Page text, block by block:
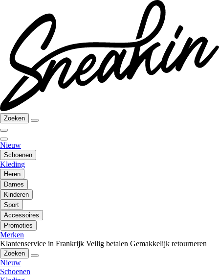
Zoeken
Nieuw
Schoenen
Kleding
Heren
Dames
Kinderen
Sport
Accessoires
Promoties
Merken
Klantenservice in Frankrijk Veilig betalen Gemakkelijk retourneren
Zoeken
Nieuw
Schoenen